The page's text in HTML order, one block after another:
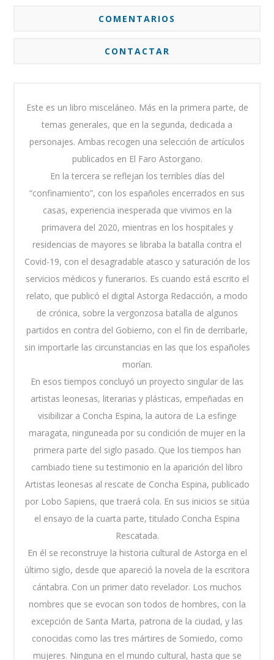
COMENTARIOS
CONTACTAR
Este es un libro misceláneo. Más en la primera parte, de
temas generales, que en la segunda, dedicada a
personajes. Ambas recogen una selección de artículos
publicados en El Faro Astorgano.
En la tercera se reflejan los terribles días del
“confinamiento”, con los españoles encerrados en sus
casas, experiencia inesperada que vivimos en la
primavera del 2020, mientras en los hospitales y
residencias de mayores se libraba la batalla contra el
Covid-19, con el desagradable atasco y saturación de los
servicios médicos y funerarios. Es cuando está escrito el
relato, que publicó el digital Astorga Redacción, a modo
de crónica, sobre la vergonzosa batalla de algunos
partidos en contra del Gobierno, con el fin de derribarle,
sin importarle las circunstancias en las que los españoles
morían.
En esos tiempos concluyó un proyecto singular de las
artistas leonesas, literarias y plásticas, empeñadas en
visibilizar a Concha Espina, la autora de La esfinge
maragata, ninguneada por su condición de mujer en la
primera parte del siglo pasado. Que los tiempos han
cambiado tiene su testimonio en la aparición del libro
Artistas leonesas al rescate de Concha Espina, publicado
por Lobo Sapiens, que traerá cola. En sus inicios se sitúa
el ensayo de la cuarta parte, titulado Concha Espina
Rescatada.
En él se reconstruye la historia cultural de Astorga en el
último siglo, desde que apareció la novela de la escritora
cántabra. Con un primer dato revelador. Los muchos
nombres que se evocan son todos de hombres, con la
excepción de Santa Marta, patrona de la ciudad, y las
conocidas como las tres mártires de Somiedo, como
mujeres. Ninguna en el mundo cultural, hasta que se